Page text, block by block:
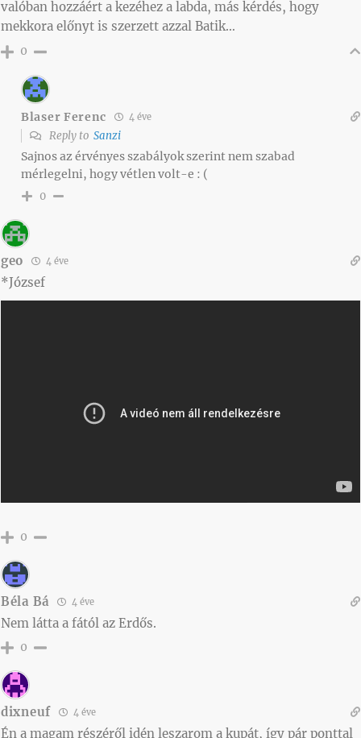
valóban hozzáért a kezéhez a labda, más kérdés, hogy
mekkora előnyt is szerzett azzal Batik…
0
Blaser Ferenc 4 éve
Reply to Sanzi
Sajnos az érvényes szabályok szerint nem szabad
mérlegelni, hogy vétlen volt-e : (
0
geo 4 éve
*József
0
Béla Bá 4 éve
Nem látta a fától az Erdős.
0
dixneuf 4 éve
Én a magam részéről idén leszarom a kupát, így pár ponttal